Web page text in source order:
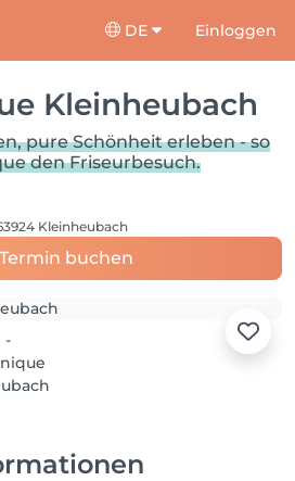
DE Einloggen
Kleinheubach
pure Schönheit erleben - so
den Friseurbesuch.
Kleinheubach
Termin buchen